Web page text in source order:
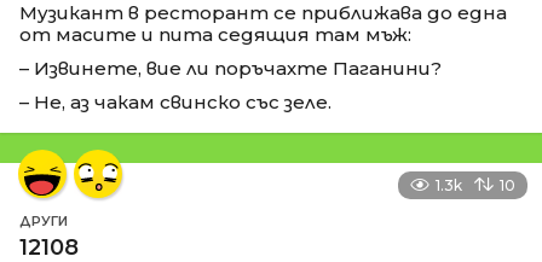
Музикант в ресторант се приближава до една
от масите и пита седящия там мъж:
– Извинете, вие ли поръчахте Паганини?
– Не, аз чакам свинско със зеле.
1.3k 10
ДРУГИ
12108